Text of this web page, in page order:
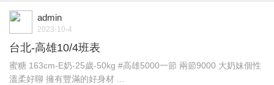
admin
2023-10-4
台北-高雄10/4班表
蜜糖 163cm-E奶-25歲-50kg #高雄5000一節 兩節9000 大奶妹個性
溫柔好聊 擁有豐滿的好身材 ...